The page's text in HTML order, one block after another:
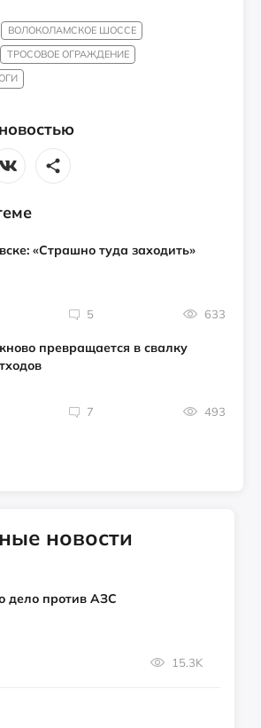
ВОЛОКОЛАМСКОЕ ШОССЕ
ТРОСОВОЕ ОГРАЖДЕНИЕ
«Страшно туда заходить»
5 633
превращается в свалку
7 493
новости
дело против АЗС
15.3K